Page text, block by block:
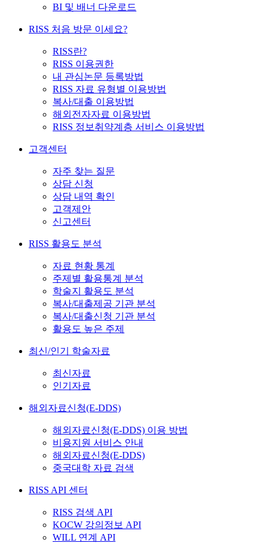
BI 및 배너 다운로드
RISS 처음 방문 이세요?
RISS란?
RISS 이용권한
내 관심논문 등록방법
RISS 자료 유형별 이용방법
복사/대출 이용방법
해외전자자료 이용방법
RISS 정보취약계층 서비스 이용방법
고객센터
자주 찾는 질문
상담 신청
상담 내역 확인
고객제안
신고센터
RISS 활용도 분석
자료 현황 통계
주제별 활용통계 분석
학술지 활용도 분석
복사/대출제공 기관 분석
복사/대출신청 기관 분석
활용도 높은 주제
최신/인기 학술자료
최신자료
인기자료
해외자료신청(E-DDS)
해외자료신청(E-DDS) 이용 방법
비용지원 서비스 안내
해외자료신청(E-DDS)
중국대학 자료 검색
RISS API 센터
RISS 검색 API
KOCW 강의정보 API
WILL 연계 API